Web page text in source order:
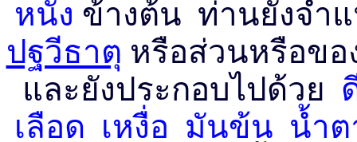
หนัง ข้างต้น ท่านยังจำ
ปฐวีธาตุ หรือส่วนหรือข
และยังประกอบไปด้วย
เลือด เหงื่อ มันข้น น้ำ